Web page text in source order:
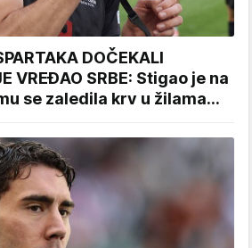
DOČEKALI
VREĐAO SRBE: Stigao je na
se zaledila krv u žilama...